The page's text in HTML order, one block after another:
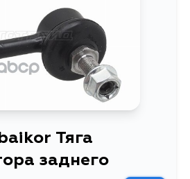
Тяга
заднего